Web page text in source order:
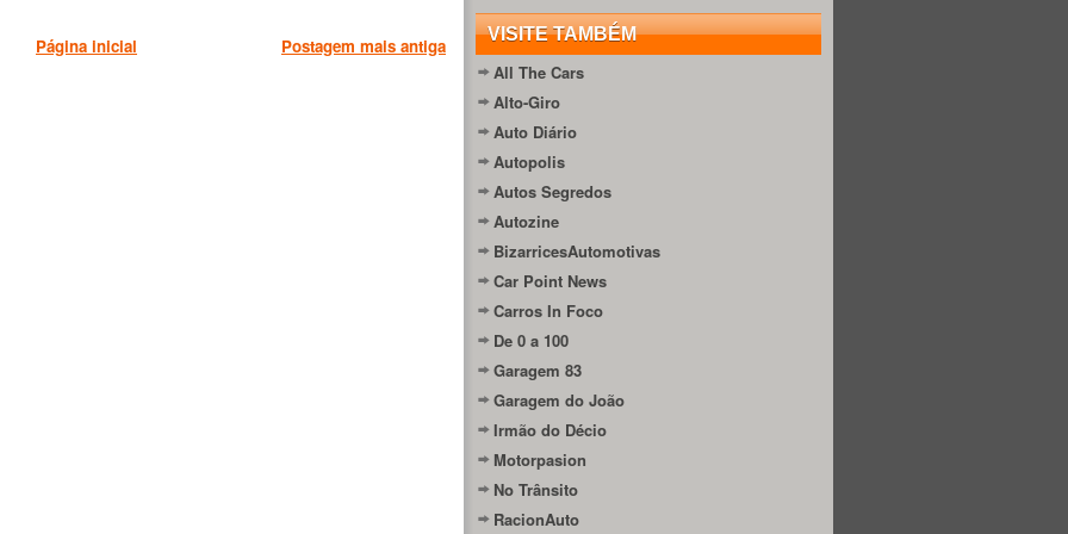
Postagem mais antiga
Página inicial
VISITE TAMBÉM
All The Cars
Alto-Giro
Auto Diário
Autopolis
Autos Segredos
Autozine
BizarricesAutomotivas
Car Point News
Carros In Foco
De 0 a 100
Garagem 83
Garagem do João
Irmão do Décio
Motorpasion
No Trânsito
RacionAuto